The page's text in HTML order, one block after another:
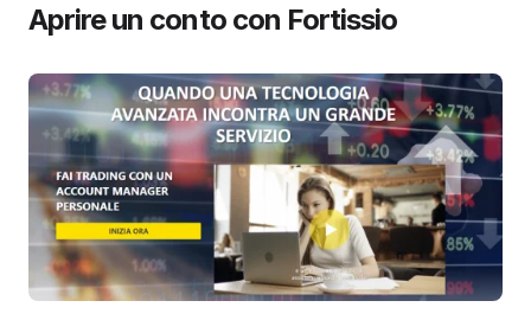
Aprire un conto con Fortissio